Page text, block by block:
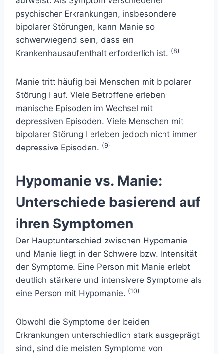
psychischer Erkrankungen, insbesondere
bipolarer Störungen, kann Manie so
schwerwiegend sein, dass ein
Krankenhausaufenthalt erforderlich ist. (8)
Manie tritt häufig bei Menschen mit bipolarer
Störung I auf. Viele Betroffene erleben
manische Episoden im Wechsel mit
depressiven Episoden. Viele Menschen mit
bipolarer Störung I erleben jedoch nicht immer
depressive Episoden. (9)
Hypomanie vs. Manie:
Unterschiede basierend auf
ihren Symptomen
Der Hauptunterschied zwischen Hypomanie
und Manie liegt in der Schwere bzw. Intensität
der Symptome. Eine Person mit Manie erlebt
deutlich stärkere und intensivere Symptome als
eine Person mit Hypomanie. (10)
Obwohl die Symptome der beiden
Erkrankungen unterschiedlich stark ausgeprägt
sind, sind die meisten Symptome von